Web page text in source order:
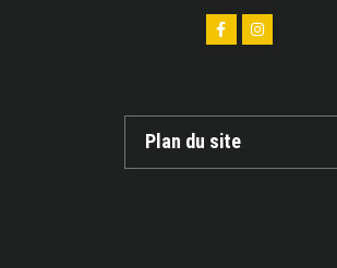
Plan du site